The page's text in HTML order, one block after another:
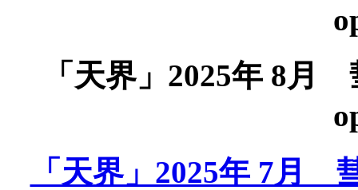
「天界」2025年 8
「天界」2025年 7月